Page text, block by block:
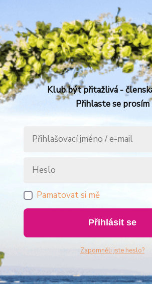
Klub být přitažlivá -
Přihlaste se prosím
Pamatovat si mě
Přihlásit se
Zapomněli jste heslo?